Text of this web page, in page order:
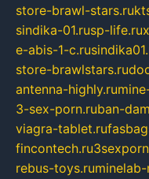
store-brawl-stars.ru
sindika-01.rusp-life.ru
e-abis-1-c.ru
store-brawlstars.ru
antenna-highly.ru
3-sex-porn.ruban-
viagra-tablet.ru
fincontech.ru
rebus-toys.ru